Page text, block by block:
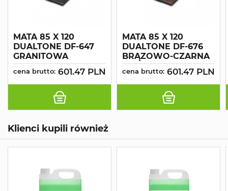
MATA 85 X 120
DUALTONE DF-647
GRANITOWA
cena brutto: 601.47 PLN
MATA 85 X 120
DUALTONE DF-676
BRĄZOWO-CZARNA
cena brutto: 601.47 PLN
Klienci kupili również